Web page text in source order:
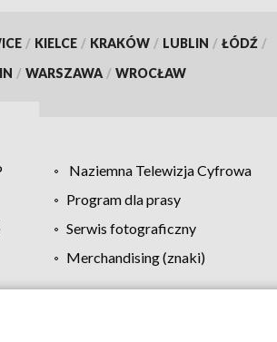
/ KIELCE / KRAKÓW / LUBLIN / ŁÓDŹ /
/ WARSZAWA / WROCŁAW
Naziemna Telewizja Cyfrowa
Program dla prasy
Serwis fotograficzny
Merchandising (znaki)